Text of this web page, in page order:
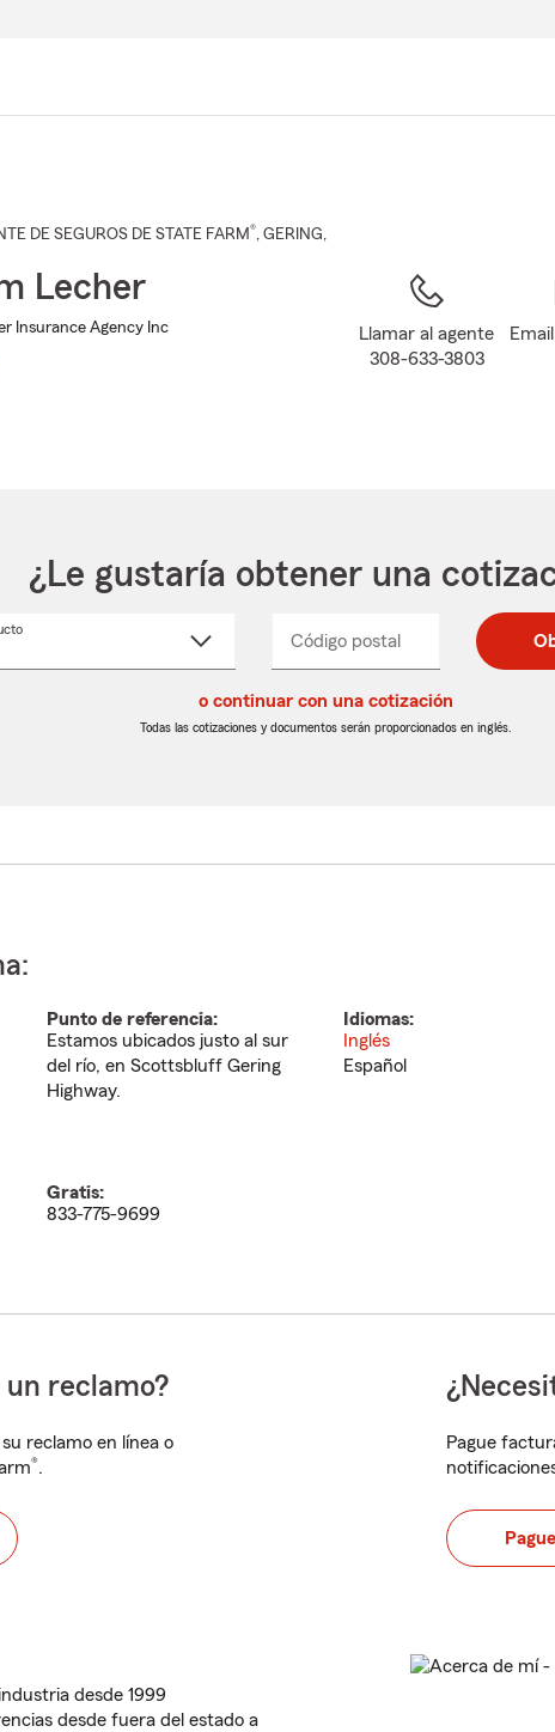
DE SEGUROS DE STATE FARM®, GERING,
Lecher
Insurance Agency Inc
Llamar al agente
308-633-3803
¿Le gustaría obtener una
Seleccione
Código postal
postal
de
postal
de
_____
o continuar con una cotización
Todas las cotizaciones y documentos serán proporcionados en inglés.
Punto de referencia:
Estamos ubicados justo al sur
del río, en Scottsbluff Gering
Highway.
Idiomas:
Inglés
Español
Gratis:
833-775-9699
reclamo?
reclamo en línea o
®.
Pague
desde 1999
desde fuera del estado a